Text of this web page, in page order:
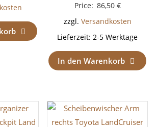
Price: 86,50 €
zzgl. Versandkosten
Lieferzeit:2-5 Werktage
In den Warenkorb